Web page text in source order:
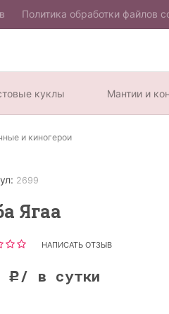
Политика обработки файлов
куклы Мантии и
и киногерои
2699
Ягаа
НАПИСАТЬ ОТЗЫВ
Р / в сутки